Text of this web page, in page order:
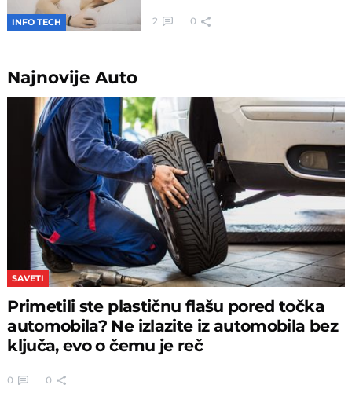
INFO TECH 2 0
NajnovijeAuto
SAVETI
Primetili ste plastičnu flašu pored točka
automobila? Ne izlazite iz automobila bez
ključa, evo o čemu je reč
0 0